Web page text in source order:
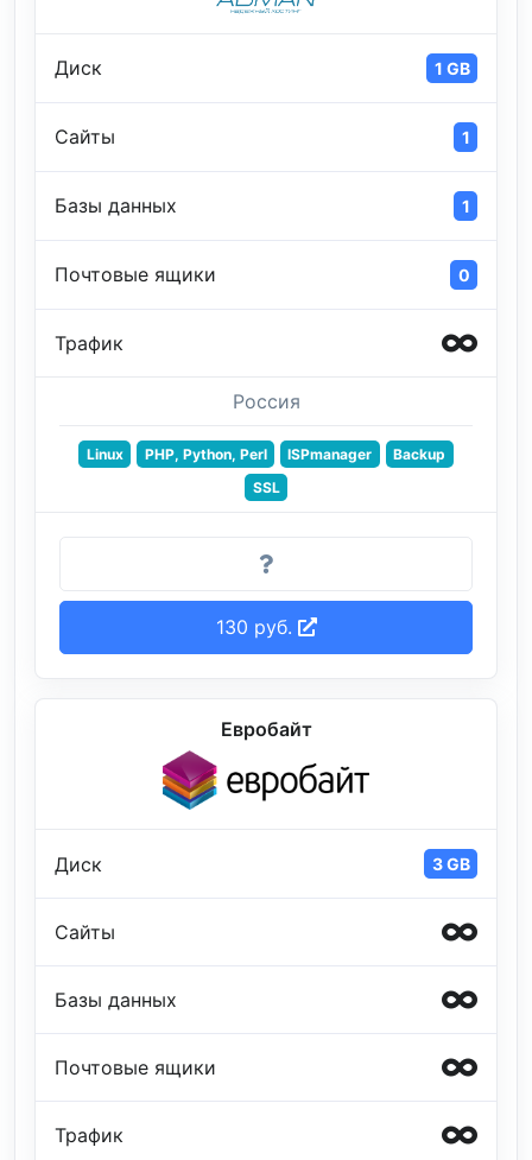
Диск 1 GB
Сайты 1
Базы данных 1
Почтовые ящики 0
Трафик
Россия
Linux PHP, Python, Perl ISPmanager
Backup
SSL
130 руб.
Евробайт
Диск 3 GB
Сайты
Базы данных
Почтовые ящики
Трафик